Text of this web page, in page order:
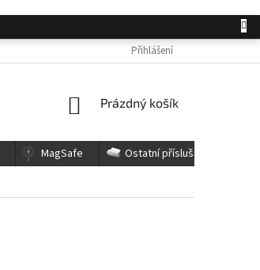
KONTAKTY
Přihlášení
NÁKUPNÍ
Prázdný košík
MagSafe
Ostatní příslušenství